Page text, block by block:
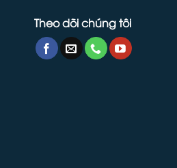
Theo dõi chúng tôi